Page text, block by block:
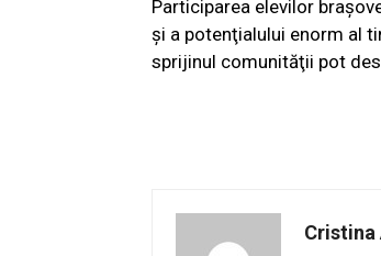
Participarea elevilor
şi a potenţialului enorm al
sprijinul comunităţii pot
Cristina